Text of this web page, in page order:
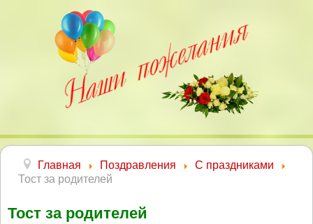
Главная Поздравления
С праздниками
Тост за родителей
Тост за родителей